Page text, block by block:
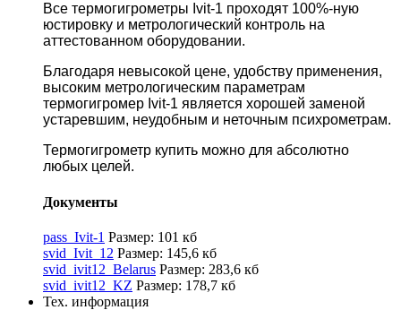
Все термогигрометры Ivit-1 проходят 100%-ную
юстировку и метрологический контроль на
аттестованном оборудовании.
Благодаря невысокой цене, удобству применения,
высоким метрологическим параметрам
термогигромер Ivit-1 является хорошей заменой
устаревшим, неудобным и неточным психрометрам.
Термогигрометр купить можно для абсолютно
любых целей.
Документы
pass_Ivit-1 Размер: 101 кб
svid_Ivit_12 Размер: 145,6 кб
svid_ivit12_Belarus Размер: 283,6 кб
svid_ivit12_KZ Размер: 178,7 кб
Тех. информация